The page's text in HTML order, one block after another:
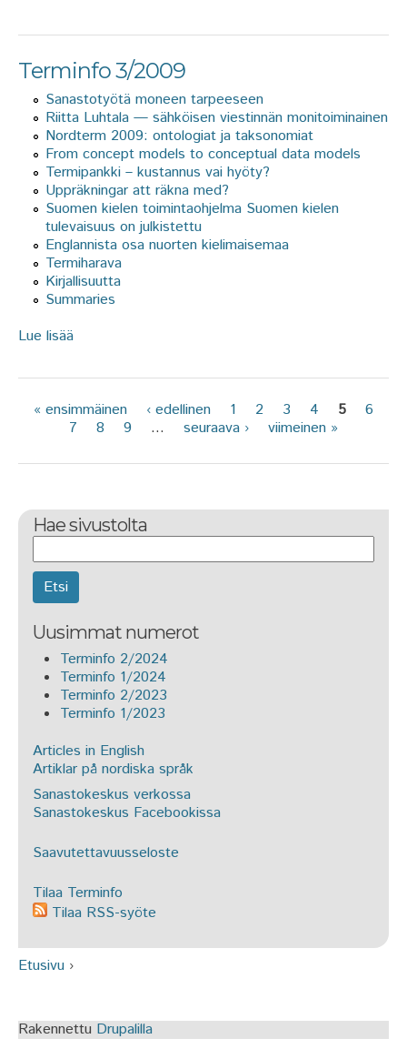
Terminfo 3/2009
Sanastotyötä moneen tarpeeseen
Riitta Luhtala — sähköisen viestinnän monitoiminainen
Nordterm 2009: ontologiat ja taksonomiat
From concept models to conceptual data models
Termipankki – kustannus vai hyöty?
Uppräkningar att räkna med?
Suomen kielen toimintaohjelma Suomen kielen
tulevaisuus on julkistettu
Englannista osa nuorten kielimaisemaa
Termiharava
Kirjallisuutta
Summaries
Lue lisää
« ensimmäinen ‹ edellinen 1 2 3 4 5
6
7
8 9 … seuraava › viimeinen »
Hae sivustolta
Uusimmat numerot
Terminfo 2/2024
Terminfo 1/2024
Terminfo 2/2023
Terminfo 1/2023
Articles in English
Artiklar på nordiska språk
Sanastokeskus verkossa
Sanastokeskus Facebookissa
Saavutettavuusseloste
Tilaa Terminfo
Tilaa RSS-syöte
Etusivu ›
Rakennettu Drupalilla